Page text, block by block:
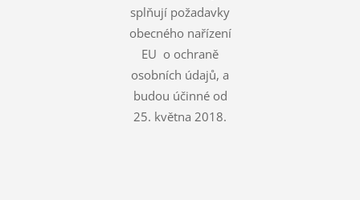
splňují požadavky
obecného nařízení
EU o ochraně
osobních údajů, a
budou účinné od
25. května 2018.